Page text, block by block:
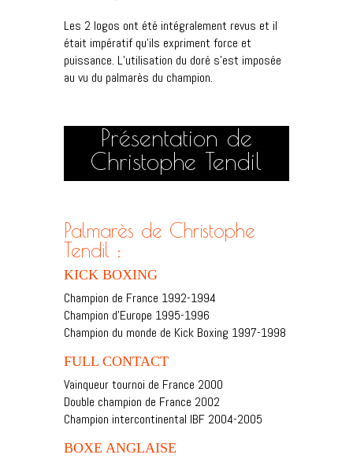
Les 2 logos ont été intégralement revus et il
était impératif qu’ils expriment force et
puissance. L’utilisation du doré s’est imposée
au vu du palmarès du champion.
Présentation de
Christophe Tendil
Palmarès de Christophe
Tendil :
KICK BOXING
Champion de France 1992-1994
Champion d’Europe 1995-1996
Champion du monde de Kick Boxing 1997-1998
FULL CONTACT
Vainqueur tournoi de France 2000
Double champion de France 2002
Champion intercontinental IBF 2004-2005
BOXE ANGLAISE